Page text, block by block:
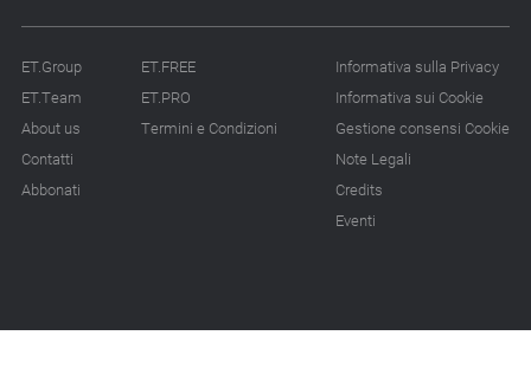
ET.Group
ET.Team
About us
Contatti
Abbonati
ET.FREE
ET.PRO
Termini e Condizioni
Informativa sulla Privacy
Informativa sui Cookie
Gestione consensi Cookie
Note Legali
Credits
Eventi